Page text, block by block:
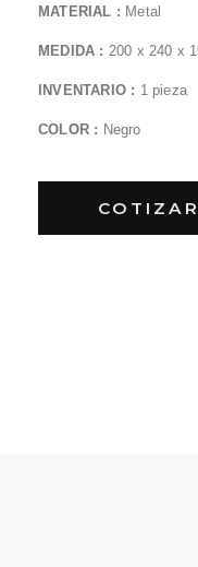
MATERIAL : Metal
MEDIDA : 200 x 240 x
INVENTARIO : 1 pieza
COLOR : Negro
COTIZAR